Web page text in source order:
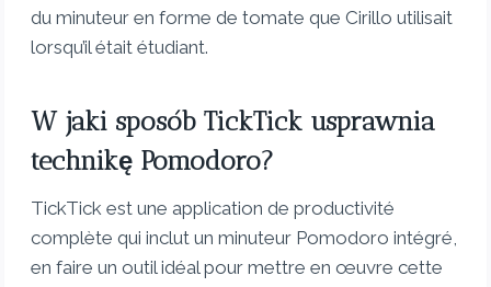
du minuteur en forme de tomate que Cirillo utilisait
lorsqu’il était étudiant.
W jaki sposób TickTick usprawnia
technikę Pomodoro?
TickTick est une application de productivité
complète qui inclut un minuteur Pomodoro intégré,
en faire un outil idéal pour mettre en œuvre cette